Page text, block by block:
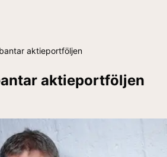
aktieportföljen
aktieportföljen